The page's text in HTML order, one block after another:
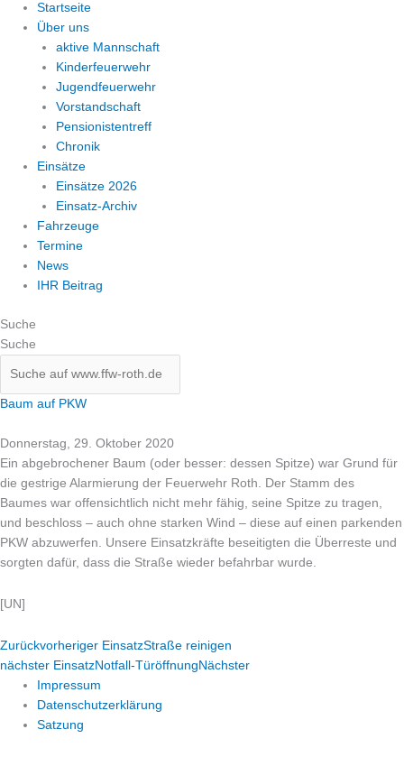
Startseite
Über uns
aktive Mannschaft
Kinderfeuerwehr
Jugendfeuerwehr
Vorstandschaft
Pensionistentreff
Chronik
Einsätze
Einsätze 2026
Einsatz-Archiv
Fahrzeuge
Termine
News
IHR Beitrag
Suche
Suche
Baum auf PKW
Donnerstag, 29. Oktober 2020
Ein abgebrochener Baum (oder besser: dessen Spitze) war Grund für
die gestrige Alarmierung der Feuerwehr Roth. Der Stamm des
Baumes war offensichtlich nicht mehr fähig, seine Spitze zu tragen,
und beschloss – auch ohne starken Wind – diese auf einen parkenden
PKW abzuwerfen. Unsere Einsatzkräfte beseitigten die Überreste und
sorgten dafür, dass die Straße wieder befahrbar wurde.
[UN]
Zurückvorheriger EinsatzStraße reinigen
nächster EinsatzNotfall-Türöffnung Nächster
Impressum
Datenschutzerklärung
Satzung